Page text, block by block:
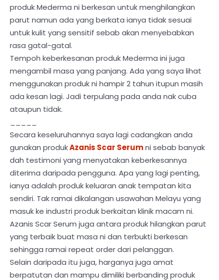
produk Mederma ni berkesan untuk menghilangkan
parut namun ada yang berkata ianya tidak sesuai
untuk kulit yang sensitif sebab akan menyebabkan
rasa gatal-gatal.
Tempoh keberkesanan produk Mederma ini juga
mengambil masa yang panjang. Ada yang saya lihat
menggunakan produk ni hampir 2 tahun itupun masih
ada kesan lagi. Jadi terpulang pada anda nak cuba
ataupun tidak.
Secara keseluruhannya saya lagi cadangkan anda
gunakan produkAzanis Scar Serumni sebab banyak
dah testimoni yang menyatakan keberkesannya
diterima daripada pengguna. Apa yang lagi penting,
ianya adalah produk keluaran anak tempatan kita
sendiri. Tak ramai dikalangan usawahan Melayu yang
masuk ke industri produk berkaitan klinik macam ni.
Azanis Scar Serum juga antara produk hilangkan parut
yang terbaik buat masa ni dan terbukti berkesan
sehingga ramai repeat order dari pelanggan.
Selain daripada itu juga, harganya juga amat
berpatutan dan mampu dimiliki berbanding produk